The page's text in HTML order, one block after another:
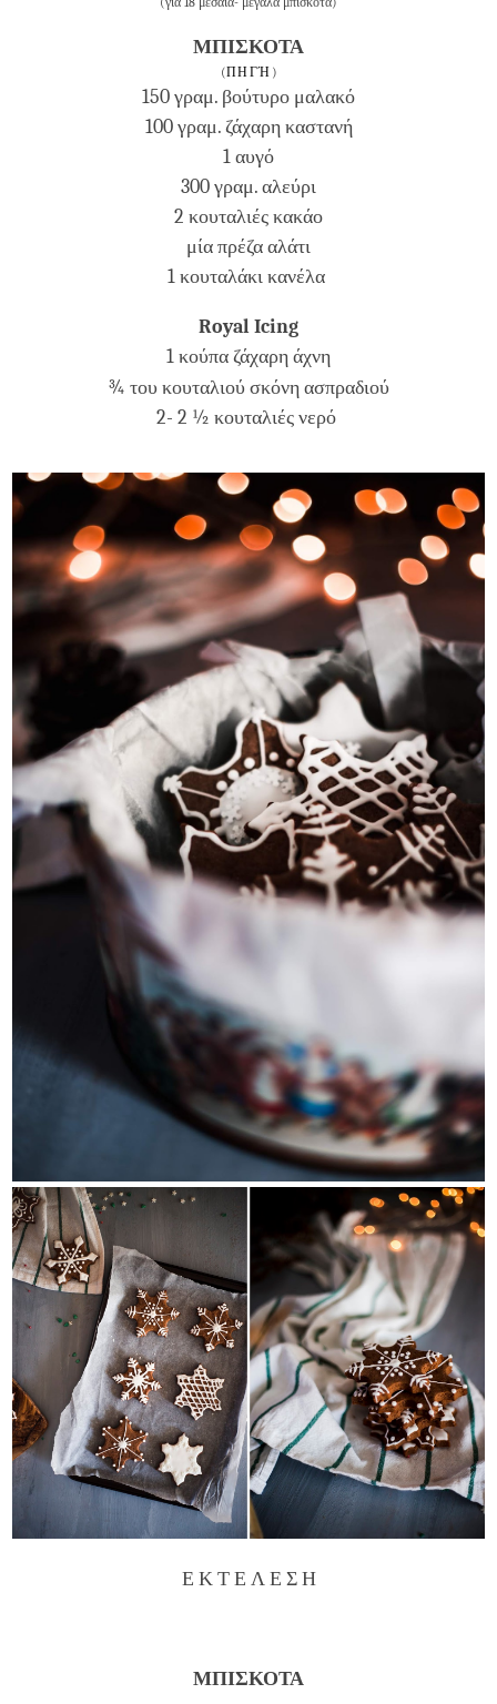
ΜΠΙΣΚΟΤΑ
(ΠΗΓΉ )
150 γραμ. βούτυρο μαλακό
100 γραμ. ζάχαρη καστανή
1 αυγό
300 γραμ. αλεύρι
2 κουταλιές κακάο
μία πρέζα αλάτι
1 κουταλάκι κανέλα
Royal Icing
1 κούπα ζάχαρη άχνη
¾ του κουταλιούσκόνη ασπραδιού
2- 2 ½ κουταλιές νερό
Ε Κ Τ Ε Λ Ε Σ Η
ΜΠΙΣΚΟΤΑ